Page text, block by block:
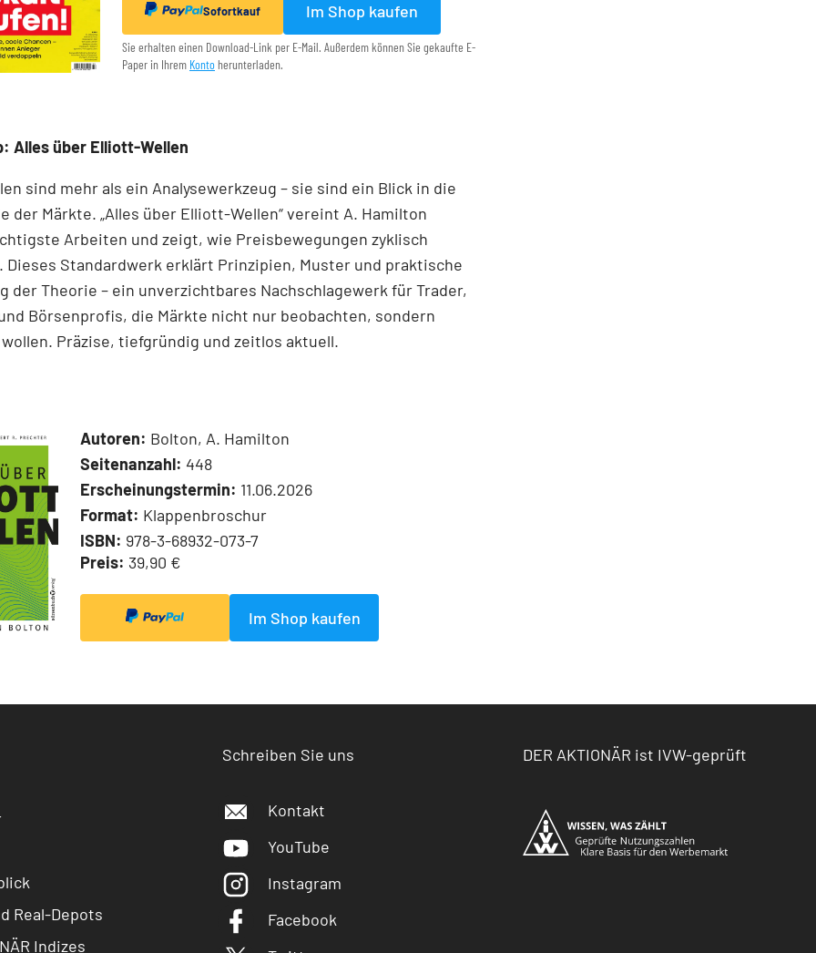
Sofortkauf Im Shop kaufen
Sie erhalten einen Download-Link per E-Mail. Außerdem können Sie gekaufte E-
Paper in Ihrem Konto herunterladen.
Alles über Elliott-Wellen
sind mehr als ein Analysewerkzeug – sie sind ein Blick in die
der Märkte. „Alles über Elliott-Wellen“ vereint A. Hamilton
Arbeiten und zeigt, wie Preisbewegungen zyklisch
Dieses Standardwerk erklärt Prinzipien, Muster und praktische
der Theorie – ein unverzichtbares Nachschlagewerk für Trader,
Börsenprofis, die Märkte nicht nur beobachten, sondern
Präzise, tiefgründig und zeitlos aktuell.
Autoren: Bolton, A. Hamilton
Seitenanzahl: 448
Erscheinungstermin: 11.06.2026
Format: Klappenbroschur
ISBN: 978-3-68932-073-7
Preis: 39,90 €
Im Shop kaufen
Real-Depots
Indizes
Schreiben Sie uns
Kontakt
YouTube
Instagram
Facebook
DER AKTIONÄR ist IVW-geprüft